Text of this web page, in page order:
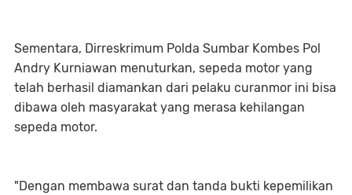
Sementara, Dirreskrimum Polda Sumbar Kombes Pol
Andry Kurniawan menuturkan, sepeda motor yang
telah berhasil diamankan dari pelaku curanmor ini bisa
dibawa oleh masyarakat yang merasa kehilangan
sepeda motor.
"Dengan membawa surat dan tanda bukti kepemilikan